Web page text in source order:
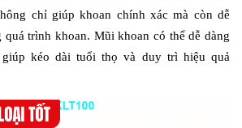
chỉ giúp khoan chính xác mà còn dễ
quá trình khoan. Mũi khoan có thể dễ dàng
kéo dài tuổi thọ và duy trì hiệu quả